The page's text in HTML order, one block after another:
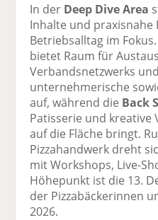
In der Deep Dive Area
Inhalte und praxisnahe
Betriebsalltag im
bietet Raum für
Verbandsnetzwerks
unternehmerische
auf, während die Back
Patisserie und kreative
auf die Fläche bringt.
Pizzahandwerk dreht
mit Workshops, Live-
Höhepunkt ist die 13.
der Pizzabäckerinnen
2026.